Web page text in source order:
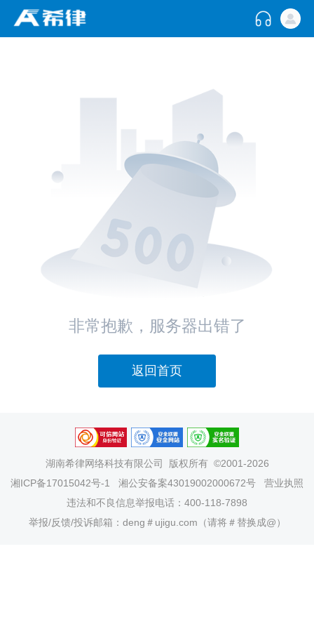
非常抱歉，服务器出错了
返回首页
湖南希律网络科技有限公司
版权所有 ©2001-2026
湘ICP备17015042号-1
湘公安备案43019002000672号
营业执照
违法和不良信息举报电话：400-118-7898
举报/反馈/投诉邮箱：deng＃ujigu.com（请将＃替换成@）